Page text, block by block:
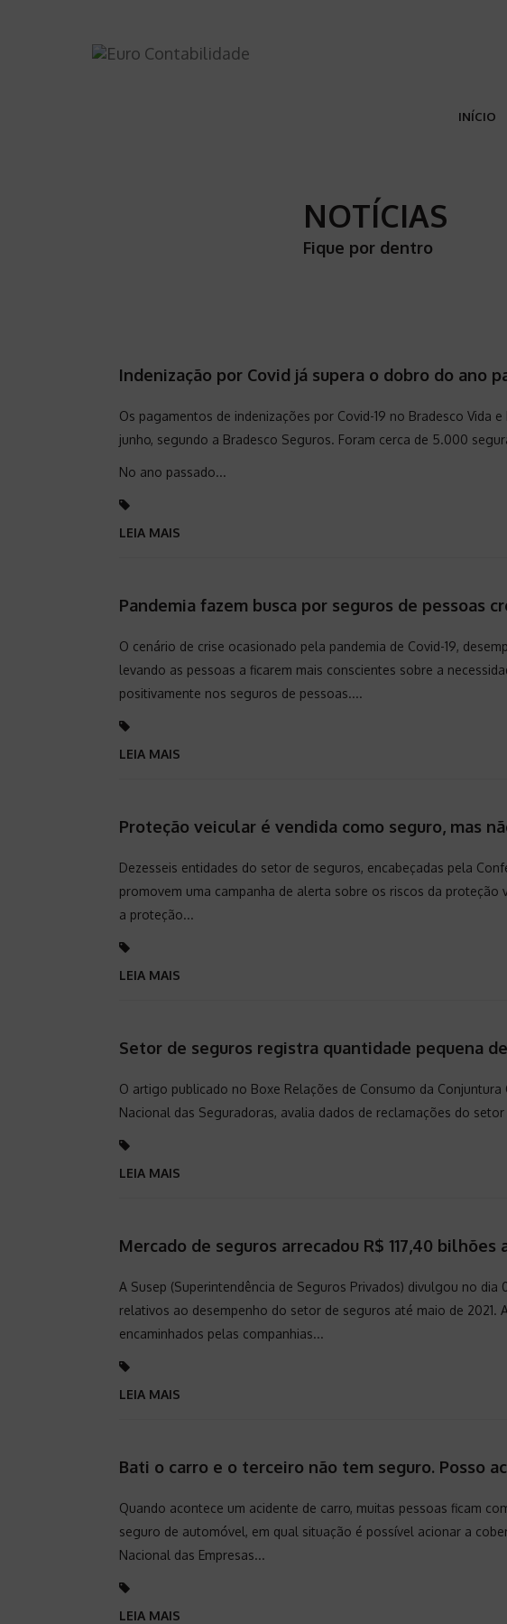
INÍCIO
NOTÍCIAS
Fique por dentro
Indenização por Covid já supera o dobro do ano
Os pagamentos de indenizações por Covid-19 no Bradesco Vida
junho, segundo a Bradesco Seguros. Foram cerca de 5.000
No ano passado...
LEIA MAIS
Pandemia fazem busca por seguros de pessoas
O cenário de crise ocasionado pela pandemia de Covid-19,
levando as pessoas a ficarem mais conscientes sobre a
positivamente nos seguros de pessoas....
LEIA MAIS
Proteção veicular é vendida como seguro, mas
Dezesseis entidades do setor de seguros, encabeçadas pela
promovem uma campanha de alerta sobre os riscos da proteção
a proteção...
LEIA MAIS
Setor de seguros registra quantidade pequena
O artigo publicado no Boxe Relações de Consumo da
Nacional das Seguradoras, avalia dados de reclamações do
LEIA MAIS
Mercado de seguros arrecadou R$ 117,40 bilhões
A Susep (Superintendência de Seguros Privados) divulgou no
relativos ao desempenho do setor de seguros até maio de
encaminhados pelas companhias...
LEIA MAIS
Bati o carro e o terceiro não tem seguro. Posso
Quando acontece um acidente de carro, muitas pessoas ficam
seguro de automóvel, em qual situação é possível acionar a
Nacional das Empresas...
LEIA MAIS